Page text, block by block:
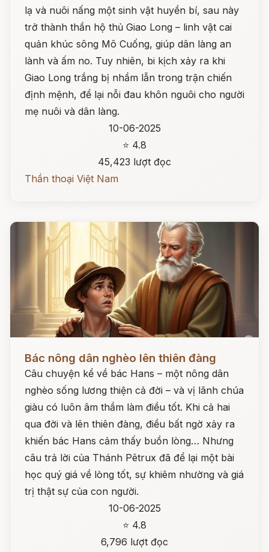
lạ và nuôi nấng một sinh vật huyền bí, sau này
trở thành thần hộ thủ Giao Long – linh vật cai
quản khúc sông Mô Cuống, giúp dân làng an
lành và ấm no. Tuy nhiên, bi kịch xảy ra khi
Giao Long trắng bị nhầm lẫn trong trận chiến
định mệnh, để lại nỗi đau khôn nguôi cho người
mẹ nuôi và dân làng.
10-06-2025
⭐ 4.8
45,423 lượt đọc
Thần thoại Việt Nam
Bác nông dân nghèo lên thiên đàng
Câu chuyện kể về bác Hans – một nông dân
nghèo sống lương thiện cả đời – và vị lãnh chúa
giàu có luôn âm thầm làm điều tốt. Khi cả hai
qua đời và lên thiên đàng, điều bất ngờ xảy ra
khiến bác Hans cảm thấy buồn lòng… Nhưng
câu trả lời của Thánh Pêtrux đã để lại một bài
học quý giá về lòng tốt, sự khiêm nhường và giá
trị thật sự của con người.
10-06-2025
⭐ 4.8
6,796 lượt đọc